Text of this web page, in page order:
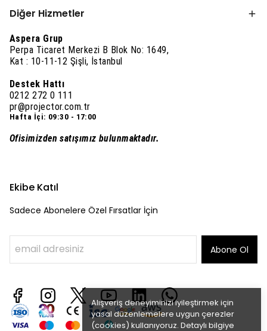
Alışveriş deneyiminizi iyileştirmek için
yasal düzenlemelere uygun çerezler
(cookies) kullanıyoruz. Detaylı bilgiye
Diğer Hizmetler
Aspera Grup
Perpa Ticaret Merkezi B Blok No: 1649,
Kat : 10-11-12 Şişli, İstanbul
Destek Hattı
0212 272 0 111
pr@projector.com.tr
Hafta İçi: 09:30 - 17:00
Ofisimizden satışımız bulunmaktadır.
Ekibe Katıl
Sadece Abonelere Özel Fırsatlar İçin
Abone Ol